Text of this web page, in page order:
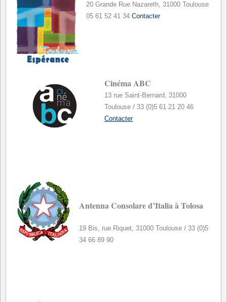
20 Grande Rue Nazareth, 31000 Toulouse
05 61 52 41 34 Contacter
CinémaABC
13 rue Saint-Bernard, 31000
Toulouse / 33 (0)5 61 21 20 46
Contacter
Antenna Consolare d’Italia à Tolosa
19 Bis, rue Riquet, 31000 Toulouse / 33 (0)5
34 66 89 90